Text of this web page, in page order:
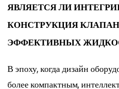
ЯВЛЯЕТСЯ ЛИ
КОНСТРУКЦИЯ
ЭФФЕКТИВНЫХ
В эпоху, когда дизайн
более компактным,